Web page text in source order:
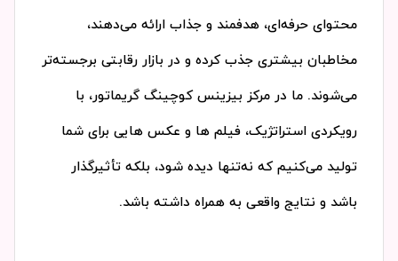
محتوای حرفه‌ای، هدفمند و جذاب ارائه می‌دهند،
مخاطبان بیشتری جذب کرده و در بازار رقابتی برجسته‌تر
می‌شوند. ما در مرکز بیزینس کوچینگ گریماتور، با
رویکردی استراتژیک، فیلم ها و عکس هایی برای شما
تولید می‌کنیم که نه‌تنها دیده شود، بلکه تأثیرگذار
باشد و نتایج واقعی به همراه داشته باشد.